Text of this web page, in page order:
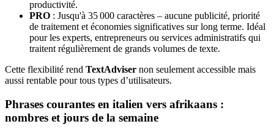
productivité.
PRO : Jusqu'à 35 000 caractères – aucune publicité, priorité
de traitement et économies significatives sur long terme. Idéal
pour les experts, entrepreneurs ou services administratifs qui
traitent régulièrement de grands volumes de texte.
Cette flexibilité rend TextAdviser non seulement accessible mais
aussi rentable pour tous types d’utilisateurs.
Phrases courantes en italien vers afrikaans :
nombres et jours de la semaine